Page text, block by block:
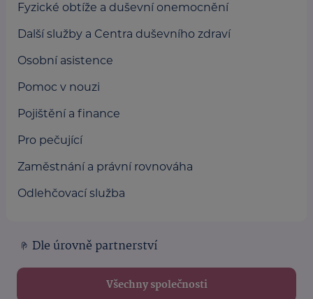
Fyzické obtíže a duševní onemocnění
Další služby a Centra duševního zdraví
Osobní asistence
Pomoc v nouzi
Pojištění a finance
Pro pečující
Zaměstnání a právní rovnováha
Odlehčovací služba
Dle úrovně partnerství
Všechny společnosti